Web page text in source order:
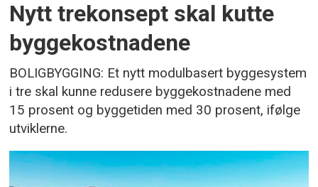
Nytt trekonsept skal kutte
byggekostnadene
BOLIGBYGGING: Et nytt modulbasert byggesystem
i tre skal kunne redusere byggekostnadene med
15 prosent og byggetiden med 30 prosent, ifølge
utviklerne.